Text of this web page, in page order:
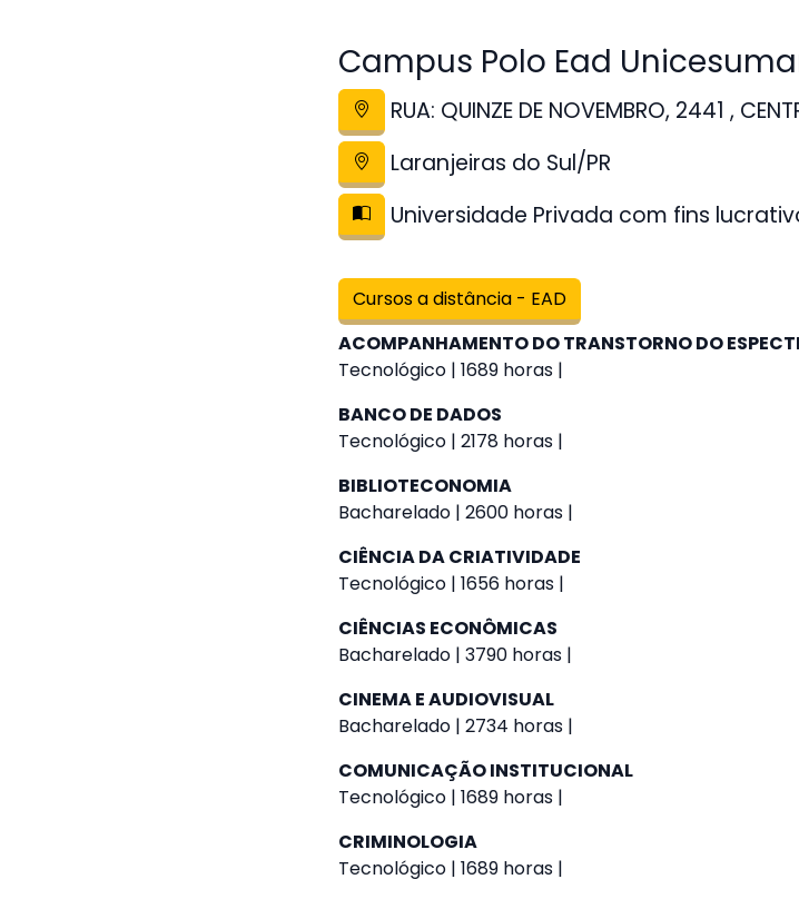
Campus Polo Ead
RUA: QUINZE DE NOVEMBRO, 2441 ,
Laranjeiras do Sul/PR
Universidade Privada com fins
Cursos a distância - EAD
ACOMPANHAMENTO DO TRANSTORNO DO
Tecnológico | 1689 horas |
BANCO DE DADOS
Tecnológico | 2178 horas |
BIBLIOTECONOMIA
Bacharelado | 2600 horas |
CIÊNCIA DA CRIATIVIDADE
Tecnológico | 1656 horas |
CIÊNCIAS ECONÔMICAS
Bacharelado | 3790 horas |
CINEMA E AUDIOVISUAL
Bacharelado | 2734 horas |
COMUNICAÇÃO INSTITUCIONAL
Tecnológico | 1689 horas |
CRIMINOLOGIA
Tecnológico | 1689 horas |